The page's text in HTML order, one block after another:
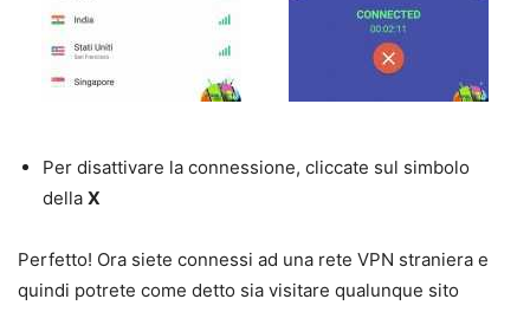
Per disattivare la connessione, cliccate sul simbolo
della X
Perfetto! Ora siete connessi ad una rete VPN straniera e
quindi potrete come detto sia visitare qualunque sito